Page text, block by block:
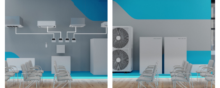
делая их удобными и
индивидуальными.
В едином корпоративном стиле
оформлены все помещения,
начиная с компактной входной